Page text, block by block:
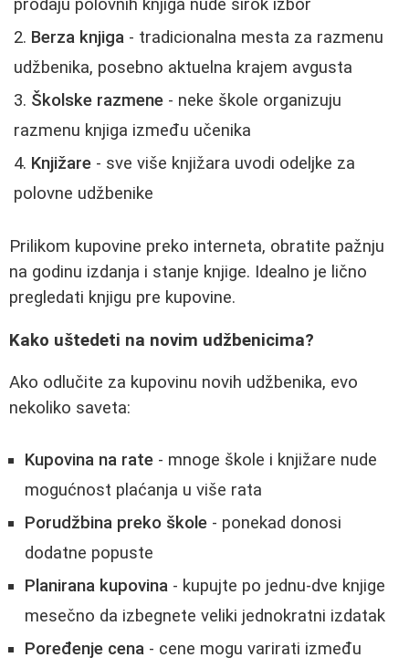
prodaju polovnih knjiga nude širok izbor
Berza knjiga - tradicionalna mesta za razmenu
udžbenika, posebno aktuelna krajem avgusta
Školske razmene - neke škole organizuju
razmenu knjiga između učenika
Knjižare - sve više knjižara uvodi odeljke za
polovne udžbenike
Prilikom kupovine preko interneta, obratite pažnju
na godinu izdanja i stanje knjige. Idealno je lično
pregledati knjigu pre kupovine.
Kako uštedeti na novim udžbenicima?
Ako odlučite za kupovinu novih udžbenika, evo
nekoliko saveta:
Kupovina na rate - mnoge škole i knjižare nude
mogućnost plaćanja u više rata
Porudžbina preko škole - ponekad donosi
dodatne popuste
Planirana kupovina - kupujte po jednu-dve knjige
mesečno da izbegnete veliki jednokratni izdatak
Poređenje cena - cene mogu varirati između